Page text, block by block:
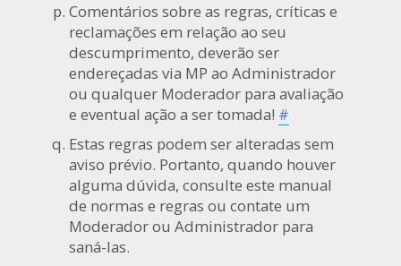
Comentários sobre as regras, críticas e
reclamações em relação ao seu
descumprimento, deverão ser
endereçadas via MP ao Administrador
ou qualquer Moderador para avaliação
e eventual ação a ser tomada! #
Estas regras podem ser alteradas sem
aviso prévio. Portanto, quando houver
alguma dúvida, consulte este manual
de normas e regras ou contate um
Moderador ou Administrador para
saná-las.